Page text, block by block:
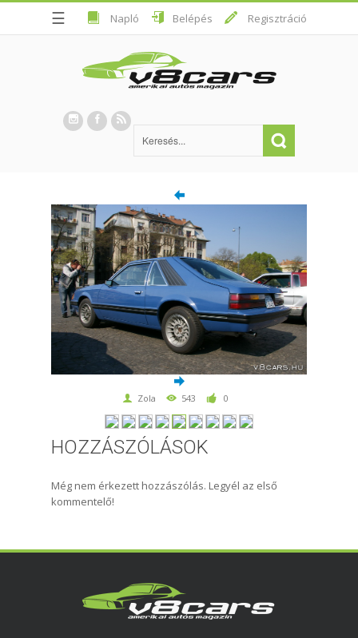
☰ Napló Belépés Regisztráció
Zola 543 0
HOZZÁSZÓLÁSOK
Még nem érkezett hozzászólás. Legyél az első
kommentelő!